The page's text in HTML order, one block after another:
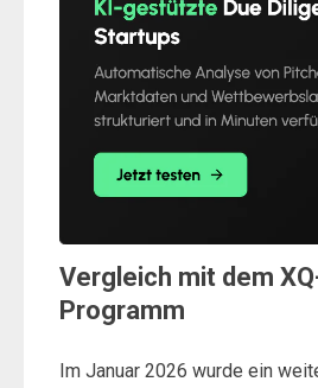
Vergleich mit dem
Programm
Im Januar 2026 wurde ein